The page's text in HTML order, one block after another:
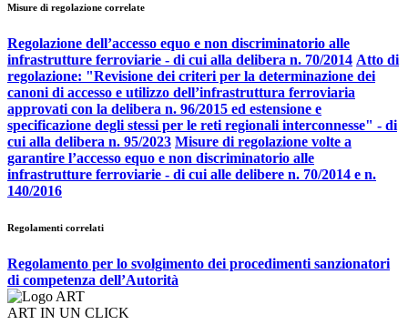
Misure di regolazione correlate
Regolazione dell’accesso equo e non discriminatorio alle
infrastrutture ferroviarie - di cui alla delibera n. 70/2014 Atto di
regolazione: "Revisione dei criteri per la determinazione dei
canoni di accesso e utilizzo dell’infrastruttura ferroviaria
approvati con la delibera n. 96/2015 ed estensione e
specificazione degli stessi per le reti regionali interconnesse" - di
cui alla delibera n. 95/2023 Misure di regolazione volte a
garantire l’accesso equo e non discriminatorio alle
infrastrutture ferroviarie - di cui alle delibere n. 70/2014 e n.
140/2016
Regolamenti correlati
Regolamento per lo svolgimento dei procedimenti sanzionatori
di competenza dell’Autorità
ART IN UN CLICK